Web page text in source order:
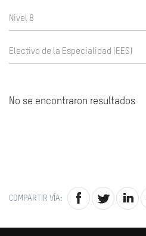
Nivel 8
Electivo de la Especialidad (EES)
No se encontraron resultados
COMPARTIR VÍA: